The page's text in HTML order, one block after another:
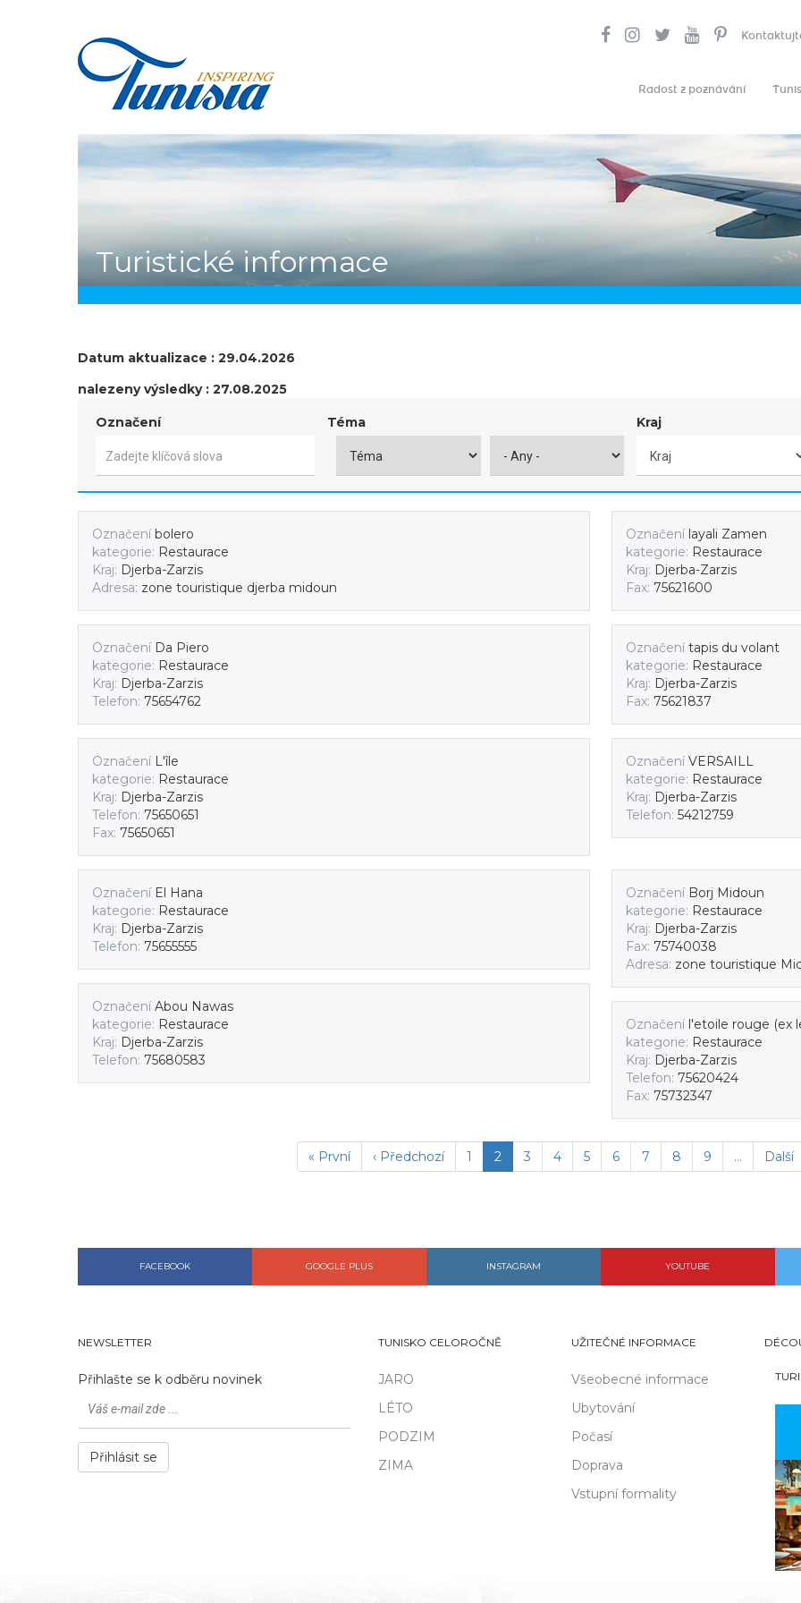
Radost z poznávání
You
are
Turistické informace
Datum aktualizace : 29.04.2026
nalezeny výsledky : 27.08.2025
Označení Téma Kraj
Označeníbolero
kategorie: Restaurace
Kraj: Djerba-Zarzis
Adresa: zone touristique djerba midoun
Označení layali Zamen
kategorie: Restaurace
Kraj: Djerba-Zarzis
Fax: 75621600
Označení Da Piero
kategorie: Restaurace
Kraj: Djerba-Zarzis
Telefon: 75654762
Označenítapis du volant
kategorie: Restaurace
Kraj: Djerba-Zarzis
Fax: 75621837
Označení L'île
kategorie: Restaurace
Kraj: Djerba-Zarzis
Telefon: 75650651
Fax: 75650651
OznačeníVERSAILL
kategorie: Restaurace
Kraj: Djerba-Zarzis
Telefon: 54212759
Označení El Hana
kategorie: Restaurace
Kraj: Djerba-Zarzis
Telefon: 75655555
Označení Borj Midoun
kategorie: Restaurace
Kraj: Djerba-Zarzis
Fax: 75740038
Adresa: zone touristique
OznačeníAbou Nawas
kategorie: Restaurace
Kraj: Djerba-Zarzis
Telefon: 75680583
Označení l'etoile rouge (ex
kategorie: Restaurace
Kraj: Djerba-Zarzis
Telefon: 75620424
Fax: 75732347
« První ‹ Předchozí 1 2 3 4 5 6 7 8 9 … Další
FACEBOOK GOOGLE PLUS INSTAGRAM YOUTUBE
NEWSLETTER
Přihlašte se k odběru novinek
Přihlásit se
TUNISKO CELOROČNĚ
JARO
LÉTO
PODZIM
ZIMA
UŽITEČNÉ INFORMACE
Všeobecné informace
Ubytování
Počasí
Doprava
Vstupní formality